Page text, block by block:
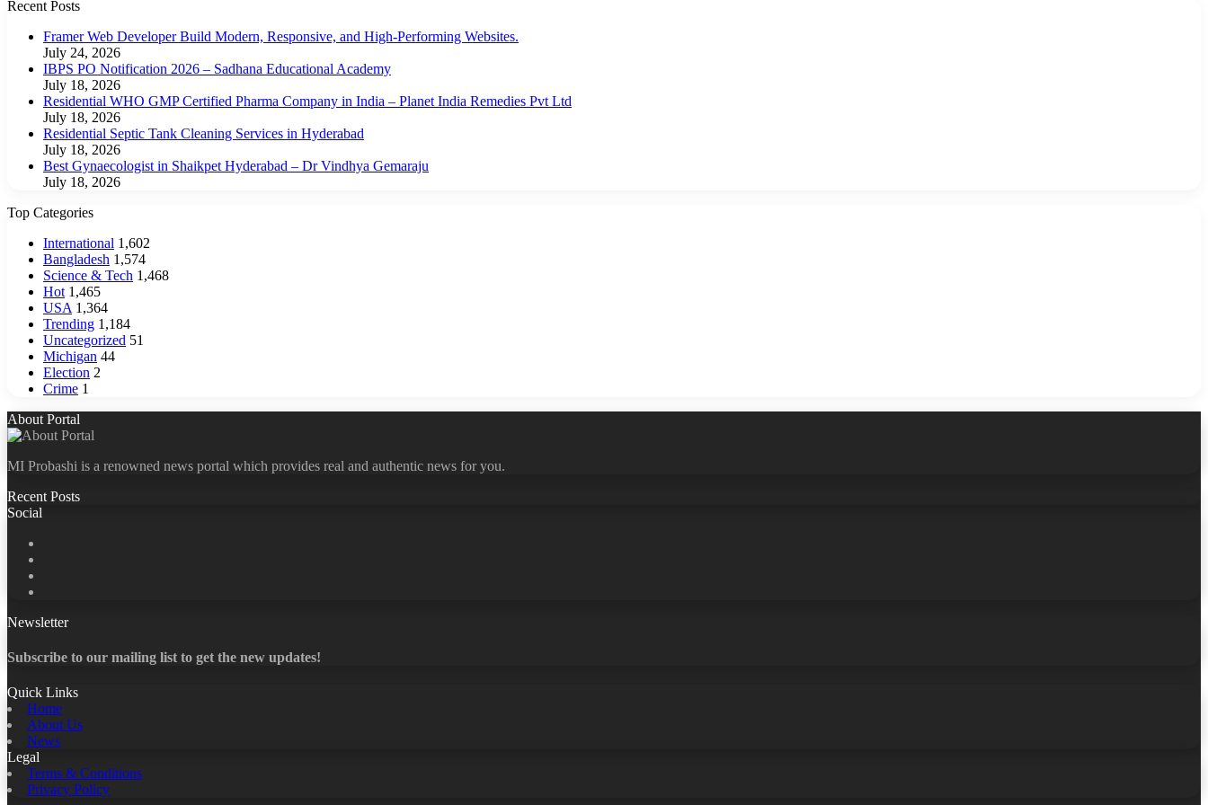
Recent Posts
Framer Web Developer Build Modern, Responsive, and High-Performing Websites.
July 24, 2026
IBPS PO Notification 2026 – Sadhana Educational Academy
July 18, 2026
Residential WHO GMP Certified Pharma Company in India – Planet India Remedies Pvt Ltd
July 18, 2026
Residential Septic Tank Cleaning Services in Hyderabad
July 18, 2026
Best Gynaecologist in Shaikpet Hyderabad – Dr Vindhya Gemaraju
July 18, 2026
Top Categories
International 1,602
Bangladesh 1,574
Science & Tech 1,468
Hot 1,465
USA 1,364
Trending 1,184
Uncategorized 51
Michigan 44
Election 2
Crime 1
About Portal
MI Probashi is a renowned news portal which provides real and authentic news for you.
Recent Posts
Social
Newsletter
Subscribe to our mailing list to get the new updates!
Quick Links
Home
About Us
News
Legal
Terms & Conditions
Privacy Policy